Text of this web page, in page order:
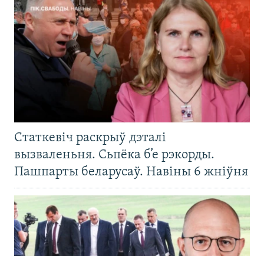
Статкевіч раскрыў дэталі
вызваленьня. Сьпёка б’е рэкорды.
Пашпарты беларусаў. Навіны 6 жніўня